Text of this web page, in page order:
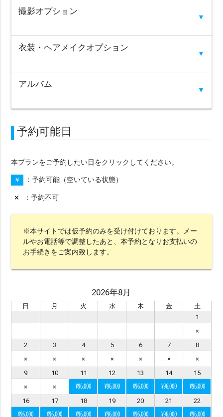
▼
撮影オプション
▼
衣装・ヘアメイクオプション
▼
アルバム
予約可能日
本プランをご予約したい日をクリックしてください。
￥ 予約可能（空いている状態）
✕ 予約不可
※本サイトでは仮予約のみを受け付けております。メー
ルやお電話等で調整したあと、本予約となりお支払いの
お手続きをご案内致します。
2026年8月
日 月 火 水 木 金
土
1
×
2
3 4 5 6 7
8
×
× × × × ×
×
9
10 11 12 13 14
15
×
× ¥96,000 ¥96,000 ¥96,000 ¥96,000 ¥96,000
16 17 18 19 20 21 22
¥96,000 ¥96,000 ¥96,000 ¥96,000 ¥96,000 ¥96,000 ¥96,000
絞り込みで検索
※ エリア（1つ選択）
all
沖縄本島 宮古島
石垣島・八重山
八重山
久米島
渡嘉敷島・座間味島
与論島・鹿児島・屋久島
京都
スタジオ
アメリカンビレッジ 城跡・古民家 室内
アクティビティー サンライズ プロポーズ
シーンで選ぶ